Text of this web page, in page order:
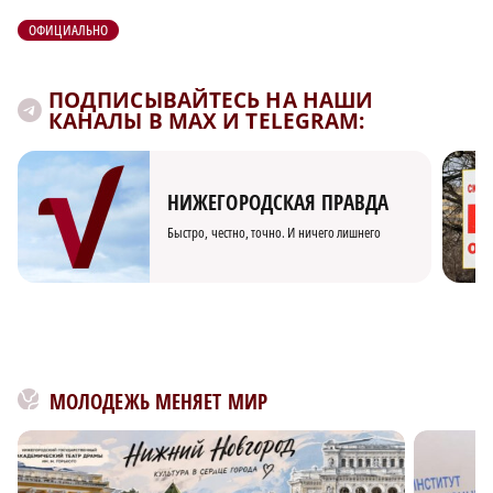
ОФИЦИАЛЬНО
ПОДПИСЫВАЙТЕСЬ НА НАШИ
КАНАЛЫ В MAX И TELEGRAM:
НИЖЕГОРОДСКАЯ ПРАВДА
Быстро, честно, точно. И ничего лишнего
МОЛОДЕЖЬ МЕНЯЕТ МИР